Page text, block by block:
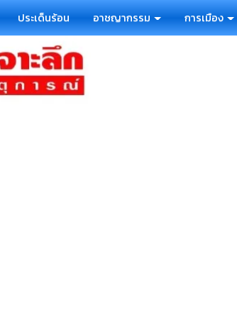
ประเด็นร้อน อาชญากรรม การเมือง